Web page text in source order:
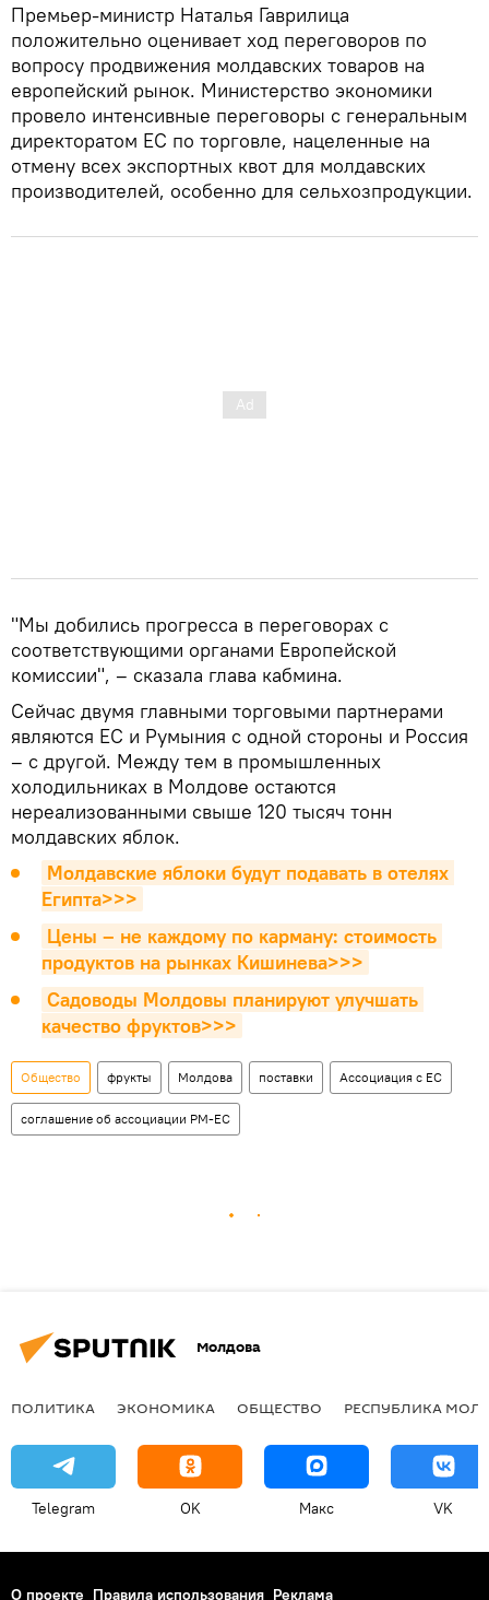
Премьер-министр Наталья Гаврилица
положительно оценивает ход переговоров по
вопросу продвижения молдавских товаров на
европейский рынок. Министерство экономики
провело интенсивные переговоры с генеральным
директоратом ЕС по торговле, нацеленные на
отмену всех экспортных квот для молдавских
производителей, особенно для сельхозпродукции.
"Мы добились прогресса в переговорах с
соответствующими органами Европейской
комиссии", – сказала глава кабмина.
Сейчас двумя главными торговыми партнерами
являются ЕС и Румыния с одной стороны и Россия
– с другой. Между тем в промышленных
холодильниках в Молдове остаются
нереализованными свыше 120 тысяч тонн
молдавских яблок.
Молдавские яблоки будут подавать в отелях
Египта>>>
Цены – не каждому по карману: стоимость
продуктов на рынках Кишинева>>>
Садоводы Молдовы планируют улучшать
качество фруктов>>>
Общество фрукты Молдова поставки Ассоциация с ЕС
соглашение об ассоциации РМ-ЕС
Молдова
ПОЛИТИКА ЭКОНОМИКА ОБЩЕСТВО РЕСПУБЛИКА
Telegram OK Макс VK
О проекте Правила использования Реклама